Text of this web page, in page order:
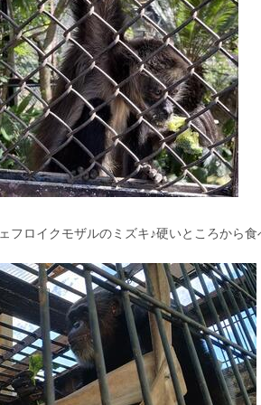
フロイクモザルのミズキ♪硬いところから食